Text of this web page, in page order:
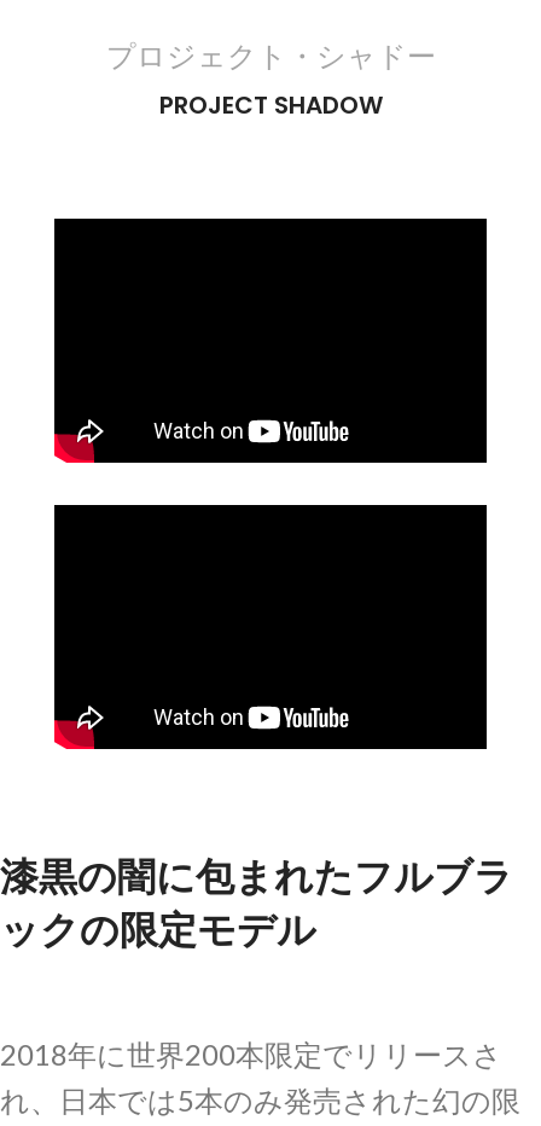
プロジェクト・シャドー
PROJECT SHADOW
漆黒の闇に包まれたフルブラ
ックの限定モデル
2018年に世界200本限定でリリースさ
れ、日本では5本のみ発売された幻の限